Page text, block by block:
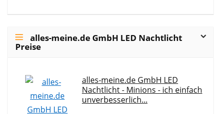
alles-meine.de GmbH LED Nachtlicht
Preise
alles-meine.de GmbH LED
Nachtlicht - Minions - ich einfach
unverbesserlich...